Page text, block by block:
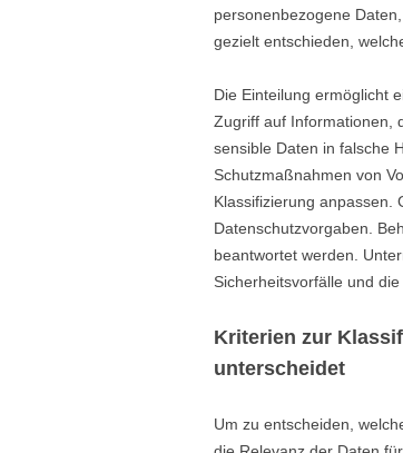
personenbezogene
gezielt entschieden,
Die Einteilung ermöglicht
Zugriff auf Informationen,
sensible Daten in falsche
Schutzmaßnahmen von
Klassifizierung anpassen.
Datenschutzvorgaben.
beantwortet werden.
Sicherheitsvorfälle und
Kriterien zur
unterscheidet
Um zu entscheiden,